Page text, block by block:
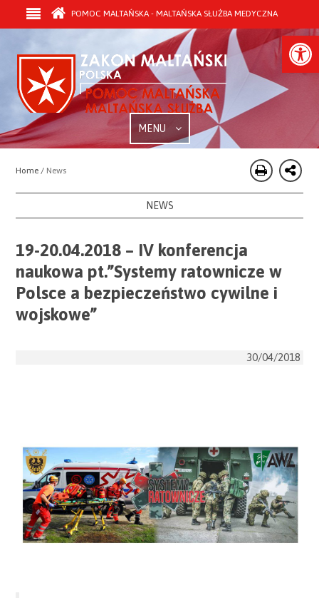
POMOC MALTAŃSKA - MALTAŃSKA SŁUŻBA MEDYCZNA
MENU
Home / News
NEWS
19-20.04.2018 – IV konferencja
naukowa pt.”Systemy ratownicze w
Polsce a bezpieczeństwo cywilne i
wojskowe”
30/04/2018